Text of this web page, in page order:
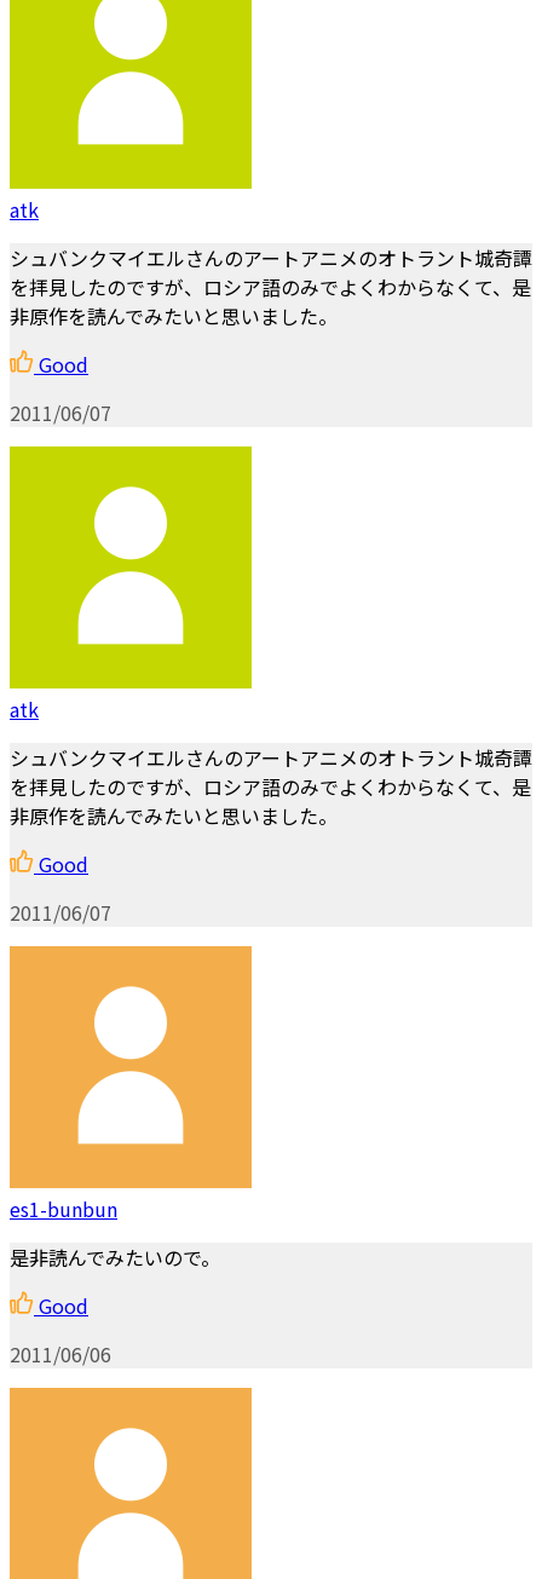
atk
シュバンクマイエルさんのアートアニメのオトラント城奇譚
を拝見したのですが、ロシア語のみでよくわからなくて、是
非原作を読んでみたいと思いました。
Good
2011/06/07
atk
シュバンクマイエルさんのアートアニメのオトラント城奇譚
を拝見したのですが、ロシア語のみでよくわからなくて、是
非原作を読んでみたいと思いました。
Good
2011/06/07
es1-bunbun
是非読んでみたいので。
Good
2011/06/06